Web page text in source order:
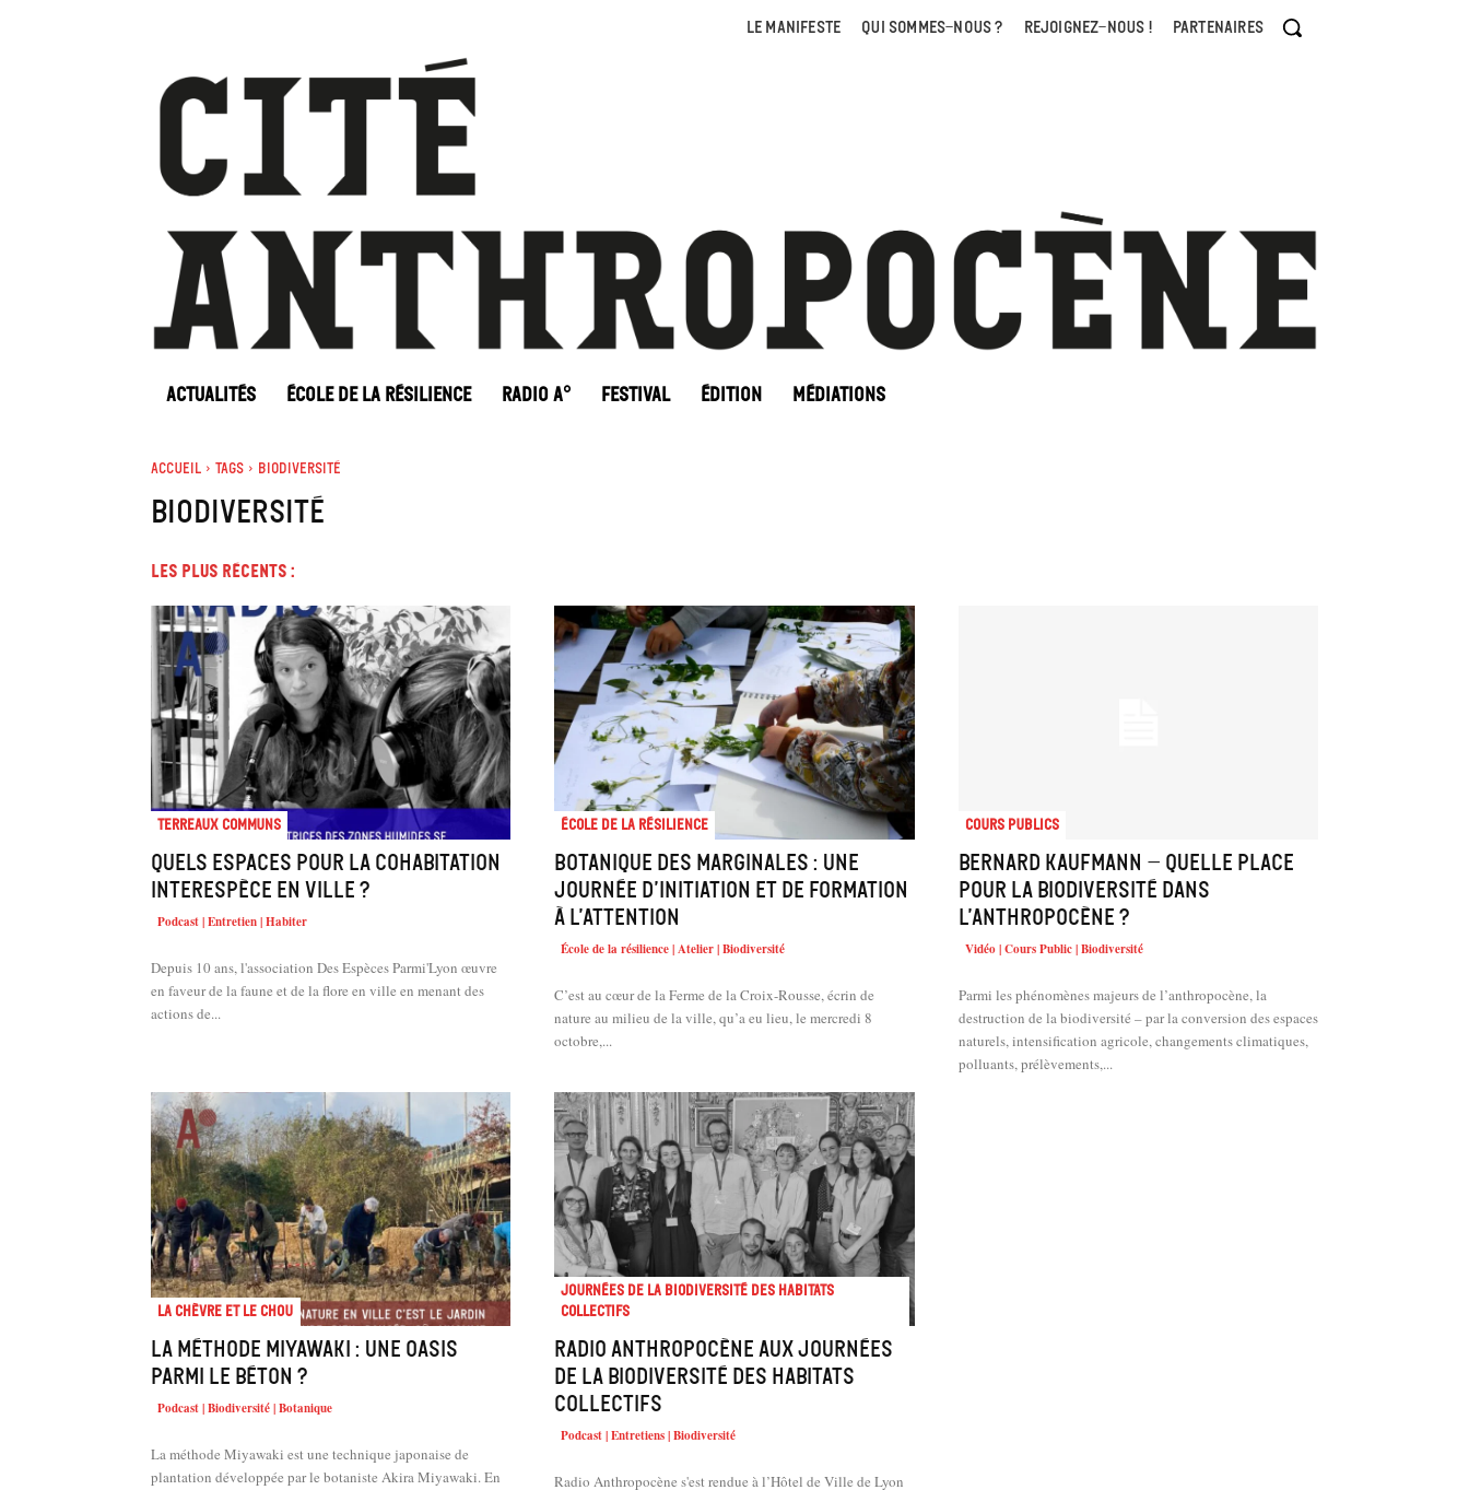
LE MANIFESTE QUI SOMMES-NOUS ? REJOIGNEZ-NOUS ! PARTENAIRES
ACTUALITÉS ÉCOLE DE LA RÉSILIENCE RADIO A° FESTIVAL ÉDITION MÉDIATIONS
Accueil Tags Biodiversité
biodiversité
Les plus récents :
Terreaux Communs
Quels espaces pour la cohabitation
interespèce en ville ?
Podcast | Entretien | Habiter
Depuis 10 ans, l'association Des Espèces Parmi'Lyon œuvre
en faveur de la faune et de la flore en ville en menant des
actions de...
École de la résilience
Botanique des marginales : une
journée d’initiation et de formation
à l’attention
École de la résilience | Atelier | Biodiversité
C’est au cœur de la Ferme de la Croix-Rousse, écrin de
nature au milieu de la ville, qu’a eu lieu, le mercredi 8
octobre,...
Cours Publics
Bernard Kaufmann – Quelle place
pour la biodiversité dans
l’anthropocène ?
Vidéo | Cours Public | Biodiversité
Parmi les phénomènes majeurs de l’anthropocène, la
destruction de la biodiversité – par la conversion des espaces
naturels, intensification agricole, changements climatiques,
polluants, prélèvements,...
La chèvre et le chou
La méthode Miyawaki : une oasis
parmi le béton ?
Podcast | Biodiversité | Botanique
La méthode Miyawaki est une technique japonaise de
plantation développée par le botaniste Akira Miyawaki. En
Journées de la biodiversité des habitats
collectifs
Radio Anthropocène aux journées
de la biodiversité des habitats
collectifs
Podcast | Entretiens | Biodiversité
Radio Anthropocène s'est rendue à l’Hôtel de Ville de Lyon